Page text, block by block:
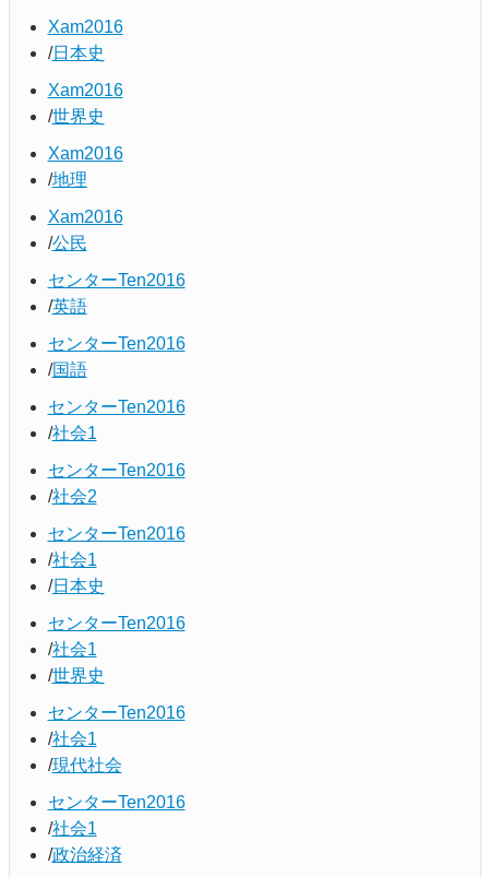
Xam2016
日本史
Xam2016
世界史
Xam2016
地理
Xam2016
公民
センターTen2016
英語
センターTen2016
国語
センターTen2016
社会1
センターTen2016
社会2
センターTen2016
社会1
日本史
センターTen2016
社会1
世界史
センターTen2016
社会1
現代社会
センターTen2016
社会1
政治経済